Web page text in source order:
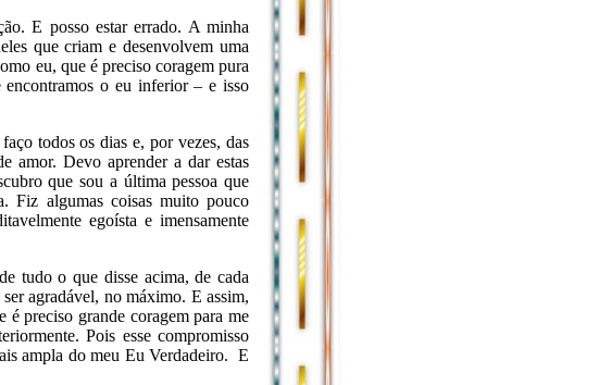
E posso estar errado. A minha
que criam e desenvolvem uma
eu, que é preciso coragem pura
o eu inferior – e isso
todos os dias e, por vezes, das
amor. Devo aprender a dar estas
que sou a última pessoa que
Fiz algumas coisas muito pouco
egoísta e imensamente
tudo o que disse acima, de cada
agradável, no máximo. E assim,
preciso grande coragem para me
Pois esse compromisso
ampla do meu Eu Verdadeiro. E